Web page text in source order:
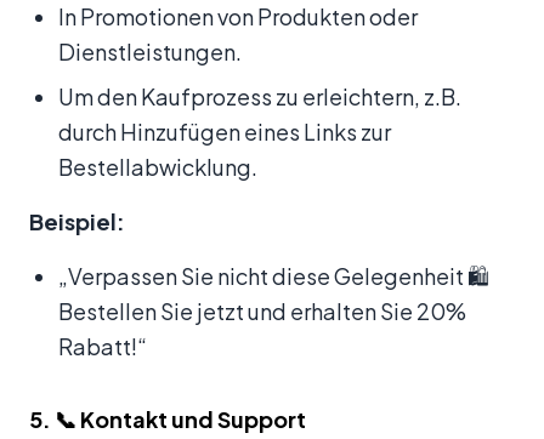
In Promotionen von Produkten oder
Dienstleistungen.
Um den Kaufprozess zu erleichtern, z.B.
durch Hinzufügen eines Links zur
Bestellabwicklung.
Beispiel:
„Verpassen Sie nicht diese Gelegenheit 🛍️
Bestellen Sie jetzt und erhalten Sie 20%
Rabatt!“
5. 📞 Kontakt und Support